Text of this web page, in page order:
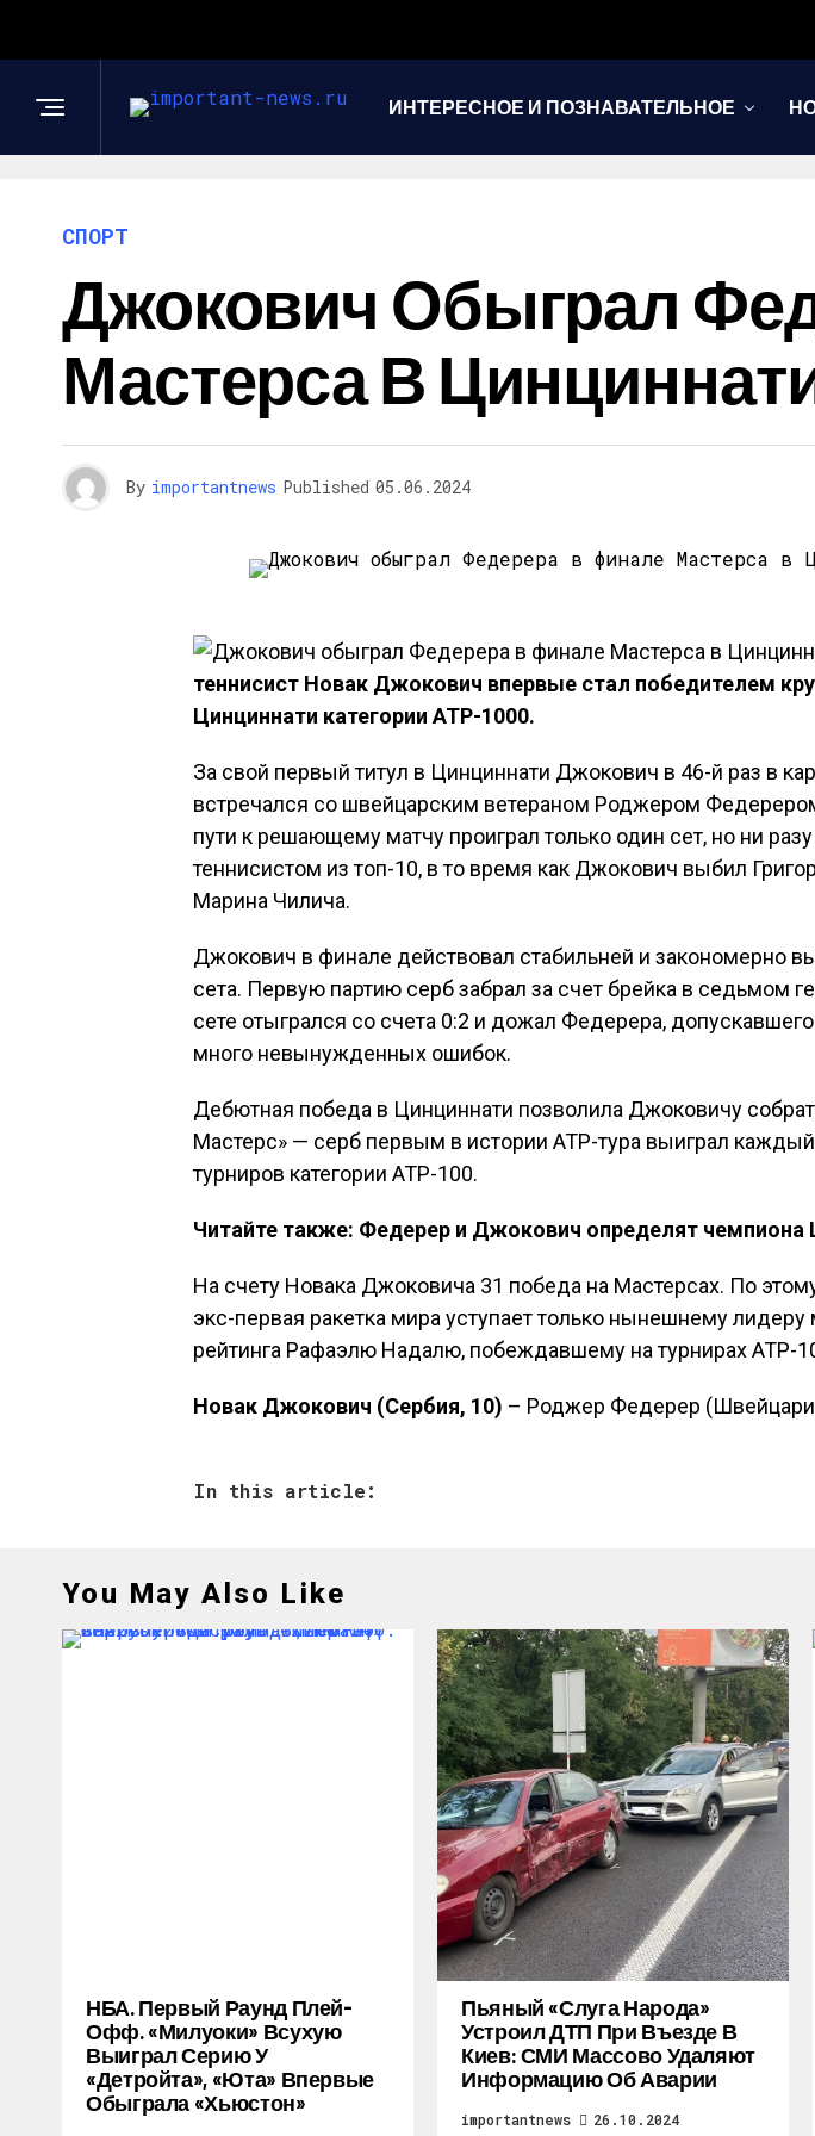
ИНТЕРЕСНОЕ И ПОЗНАВАТЕЛЬНОЕ
СПОРТ
Джокович Обыграл
Мастерса В
By importantnews Published 05.06.2024
теннисист Новак Джокович впервые стал победителем
Цинциннати категории АТР-1000.
За свой первый титул в Цинциннати Джокович в 46-й раз в
встречался со швейцарским ветераном Роджером
пути к решающему матчу проиграл только один сет, но ни
теннисистом из топ-10, в то время как Джокович выбил
Марина Чилича.
Джокович в финале действовал стабильней и закономерно
сета. Первую партию серб забрал за счет брейка в седьмом
сете отыгрался со счета 0:2 и дожал Федерера,
много невынужденных ошибок.
Дебютная победа в Цинциннати позволила Джоковичу
Мастерс» — серб первым в истории АТР-тура выиграл
турниров категории АТР-100.
Читайте также: Федерер и Джокович определят чемпиона
На счету Новака Джоковича 31 победа на Мастерсах. По
экс-первая ракетка мира уступает только нынешнему лидеру
рейтинга Рафаэлю Надалю, побеждавшему на турнирах АТР-
Новак Джокович (Сербия, 10) – Роджер Федерер
In this article:
You May Also Like
НБА. Первый Раунд Плей-
Офф. «Милуоки» Всухую
Выиграл Серию У
«Детройта», «Юта» Впервые
Обыграла «Хьюстон»
Пьяный «слуга Народа»
Устроил ДТП При Въезде В
Киев: СМИ Массово Удаляют
Информацию Об Аварии
importantnews 26.10.2024